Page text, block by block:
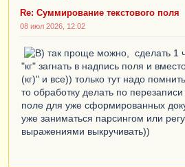
Re: Суммирование текстового поля
08 июл 2026, 12:02
так проще можно, сделать 1
"кг" загнать в надпись поля и
(кг)" и все)) только тут надо
то обработку делать по перезаписи
поле для уже сформированных
уже заниматься парсингом или
выражениями выкручивать))